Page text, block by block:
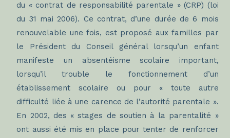
du « contrat de responsabilité parentale » (CRP) (loi
du 31 mai 2006). Ce contrat, d’une durée de 6 mois
renouvelable une fois, est proposé aux familles par
le Président du Conseil général lorsqu’un enfant
manifeste un absentéisme scolaire important,
lorsqu’il trouble le fonctionnement d’un
établissement scolaire ou pour « toute autre
difficulté liée à une carence de l’autorité parentale ».
En 2002, des « stages de soutien à la parentalité »
ont aussi été mis en place pour tenter de renforcer